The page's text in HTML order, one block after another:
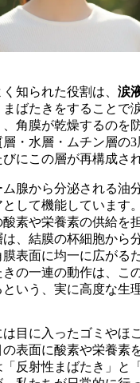
知られた役割は、 涙
まばたきをすることで
角膜が乾燥するのを
・水層・ムチン層の
にこの層が再構成さ
ム腺から分泌される油
して機能しています
素や栄養素の供給を
は、結膜の杯細胞から
表面に均一に広がる
の一連の動作は、こ
いう、実に高度な生
は目に入ったゴミやほ
表面に酸素や栄養素
反射性まばたき」と